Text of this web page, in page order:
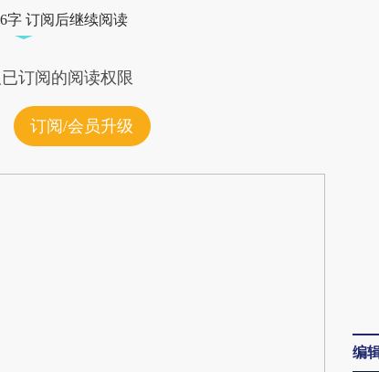
表财新观点和立场。推荐点击链接阅读原
字 订阅后继续阅读
订阅的阅读权限
订阅/会员升级
编